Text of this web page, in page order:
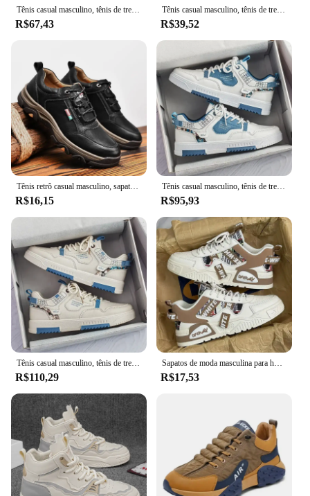
Tênis casual masculino, tênis de treino de tênis ao ar livre, sapatos de plataforma de grife, nova moda, verão, 2023
R$67,43
Tênis casual masculino, tênis de treino de tênis ao ar livre, sapatos de plataforma de grife, nova moda, verão, 2023
R$39,52
Tênis retrô casual masculino, sapatos de negócios, antiderrapante, confortável, esportes, caminhar, lazer, ao ar livre
R$16,15
Tênis casual masculino, tênis de treino de tênis ao ar livre, sapatos de plataforma de grife, nova moda, verão, 2023
R$95,93
R$110,29
Sapatos de moda masculina para homens novos sapatos de skate plataforma tênis casuais tendência design retalhos malha sapatos masculinos tenis masculino
R$17,53